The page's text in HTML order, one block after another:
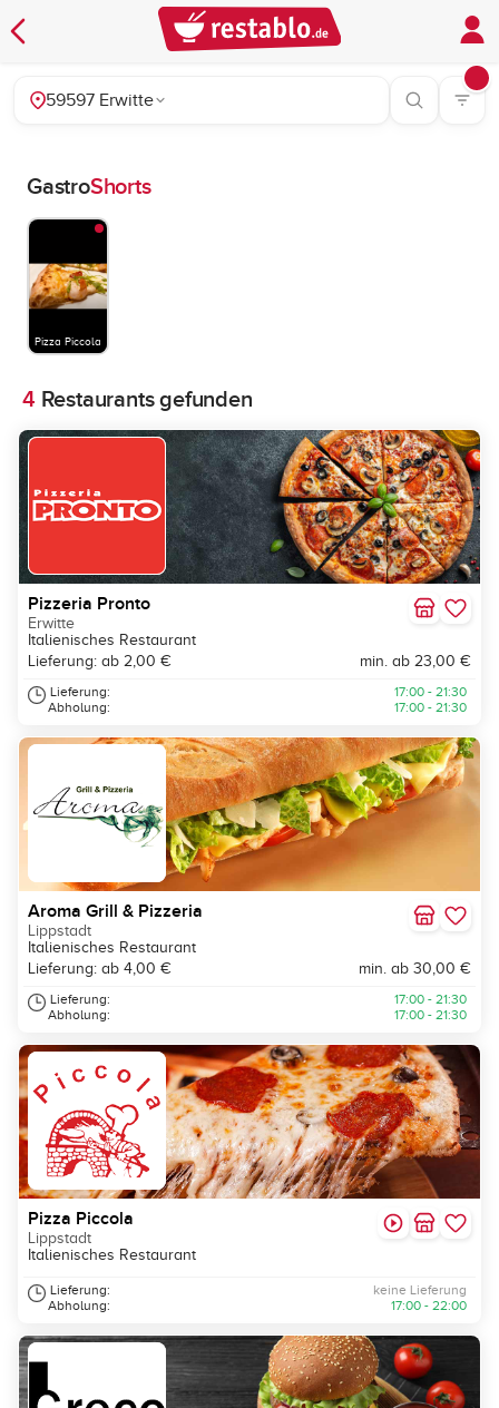
59597 Erwitte
GastroShorts
Pizza Piccola
4 Restaurants gefunden
Pizzeria Pronto
Erwitte
Italienisches Restaurant
Lieferung: ab 2,00 €
min. ab 23,00 €
Lieferung:
Abholung:
17:00 - 21:30
17:00 - 21:30
Aroma Grill & Pizzeria
Lippstadt
Italienisches Restaurant
Lieferung: ab 4,00 €
min. ab 30,00 €
Lieferung:
Abholung:
17:00 - 21:30
17:00 - 21:30
Pizza Piccola
Lippstadt
Italienisches Restaurant
Lieferung:
Abholung:
keine Lieferung
17:00 - 22:00